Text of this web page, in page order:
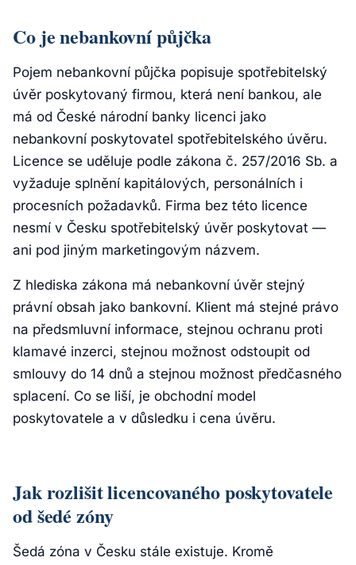
Co je nebankovní půjčka
Pojem nebankovní půjčka popisuje spotřebitelský
úvěr poskytovaný firmou, která není bankou, ale
má od České národní banky licenci jako
nebankovní poskytovatel spotřebitelského úvěru.
Licence se uděluje podle zákona č. 257/2016 Sb. a
vyžaduje splnění kapitálových, personálních i
procesních požadavků. Firma bez této licence
nesmí v Česku spotřebitelský úvěr poskytovat —
ani pod jiným marketingovým názvem.
Z hlediska zákona má nebankovní úvěr stejný
právní obsah jako bankovní. Klient má stejné právo
na předsmluvní informace, stejnou ochranu proti
klamavé inzerci, stejnou možnost odstoupit od
smlouvy do 14 dnů a stejnou možnost předčasného
splacení. Co se liší, je obchodní model
poskytovatele a v důsledku i cena úvěru.
Jak rozlišit licencovaného poskytovatele
od šedé zóny
Šedá zóna v Česku stále existuje. Kromě